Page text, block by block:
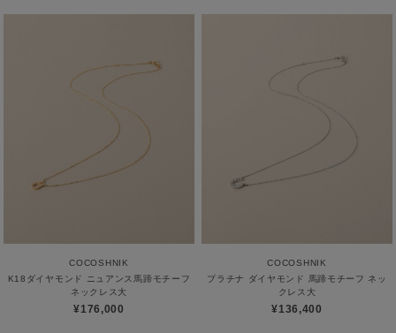
COCOSHNIK
K18ダイヤモンド ニュアンス馬蹄モチーフ
ネックレス大
¥176,000
COCOSHNIK
プラチナ ダイヤモンド 馬蹄モチーフ ネッ
クレス大
¥136,400